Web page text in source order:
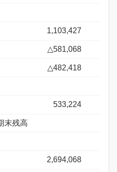
1,103,427
△581,068
△482,418
533,224
末残高
2,694,068